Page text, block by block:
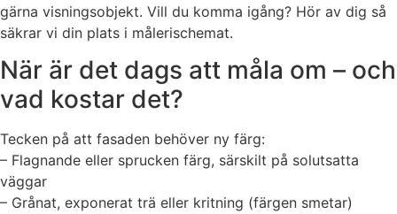
gärna visningsobjekt. Vill du komma igång? Hör av dig så
säkrar vi din plats i målerischemat.
När är det dags att måla om – och
vad kostar det?
Tecken på att fasaden behöver ny färg:
– Flagnande eller sprucken färg, särskilt på solutsatta
väggar
– Grånat, exponerat trä eller kritning (färgen smetar)